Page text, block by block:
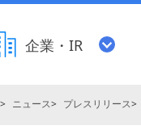
企業・IR
ニュース プレスリリース